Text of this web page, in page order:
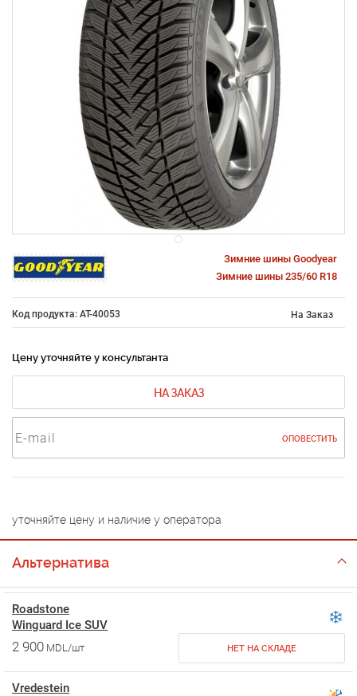
Зимние шины Goodyear
Зимние шины 235/60 R18
Код продукта: AT-40053 На Заказ
Цену уточняйте у консультанта
НА ЗАКАЗ
ОПОВЕСТИТЬ
уточняйте цену и наличие у оператора
Альтернатива
Roadstone
Winguard Ice SUV
2 900 MDL/шт НЕТ НА СКЛАДЕ
Vredestein